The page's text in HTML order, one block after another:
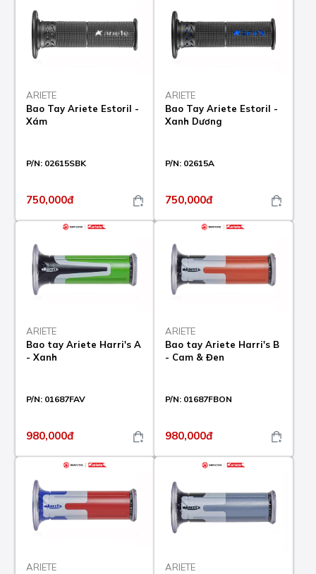
ARIETE
Bao Tay Ariete Estoril -
Xám
P/N: 02615SBK
750,000đ
ARIETE
Bao Tay Ariete Estoril -
Xanh Dương
P/N: 02615A
750,000đ
ARIETE
Bao tay Ariete Harri's A
- Xanh
P/N: 01687FAV
980,000đ
ARIETE
Bao tay Ariete Harri's B
- Cam & Đen
P/N: 01687FBON
980,000đ
ARIETE
ARIETE